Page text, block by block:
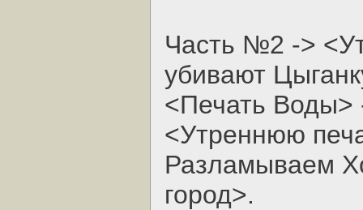
Часть №2 ->
убивают
<Печать
<Утреннюю
Разламываем
город>.